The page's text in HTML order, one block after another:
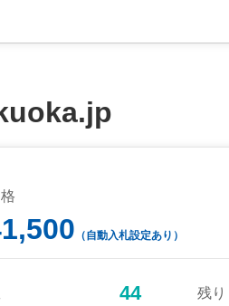
（自動入札設定あり）
44 残り